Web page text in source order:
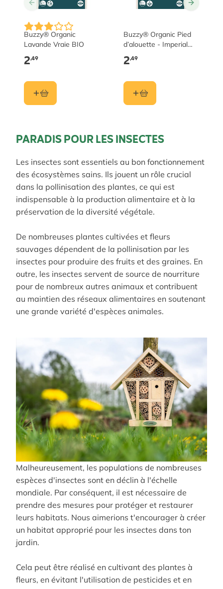
Buzzy® Organic
Lavande Vraie BIO
2,49
Buzzy® Organic Pied
d’alouette - Imperial
BIO
2,49
PARADIS POUR LES INSECTES
Les insectes sont essentiels au bon fonctionnement
des écosystèmes sains. Ils jouent un rôle crucial
dans la pollinisation des plantes, ce qui est
indispensable à la production alimentaire et à la
préservation de la diversité végétale.
De nombreuses plantes cultivées et fleurs
sauvages dépendent de la pollinisation par les
insectes pour produire des fruits et des graines. En
outre, les insectes servent de source de nourriture
pour de nombreux autres animaux et contribuent
au maintien des réseaux alimentaires en soutenant
une grande variété d'espèces animales.
Malheureusement, les populations de nombreuses
espèces d'insectes sont en déclin à l'échelle
mondiale. Par conséquent, il est nécessaire de
prendre des mesures pour protéger et restaurer
leurs habitats. Nous aimerions t'encourager à créer
un habitat approprié pour les insectes dans ton
jardin.
Cela peut être réalisé en cultivant des plantes à
fleurs, en évitant l'utilisation de pesticides et en